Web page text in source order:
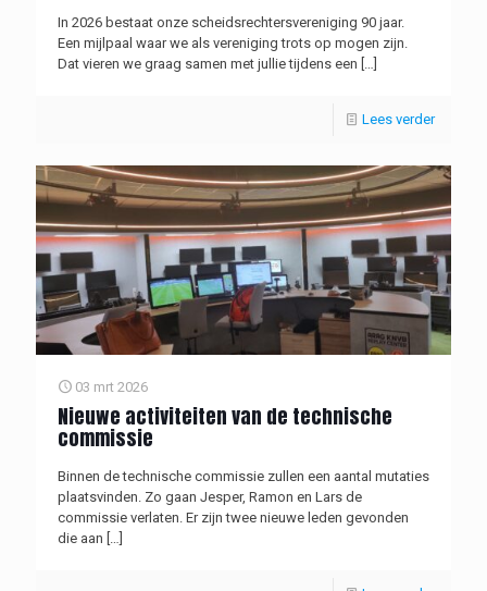
In 2026 bestaat onze scheidsrechtersvereniging 90 jaar.
Een mijlpaal waar we als vereniging trots op mogen zijn.
Dat vieren we graag samen met jullie tijdens een
Lees verder
03 mrt 2026
Nieuwe activiteiten van de technische
commissie
Binnen de technische commissie zullen een aantal mutaties
plaatsvinden. Zo gaan Jesper, Ramon en Lars de
commissie verlaten. Er zijn twee nieuwe leden gevonden
die aan […]